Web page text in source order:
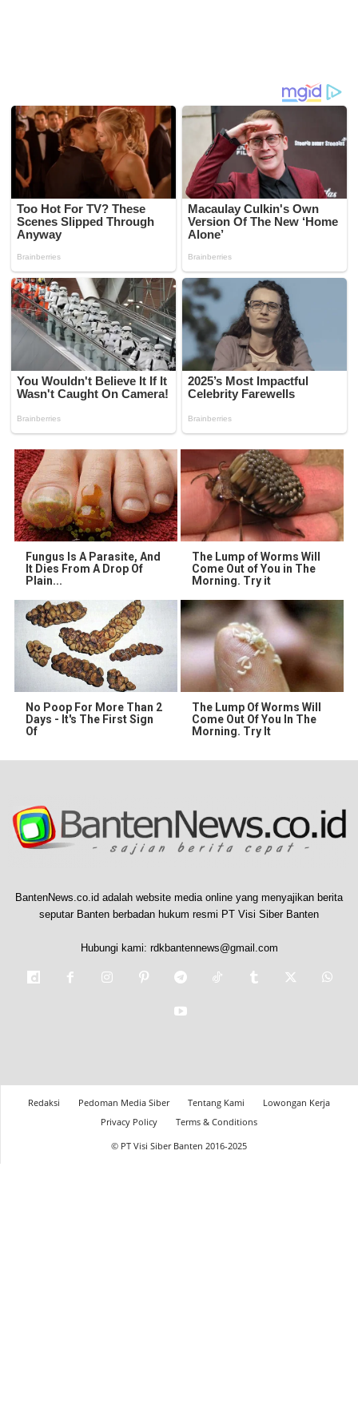
Fungus Is A Parasite, And
It Dies From A Drop Of
Plain...
The Lump of Worms Will
Come Out of You in The
Morning. Try it
No Poop For More Than 2
Days - It's The First Sign
Of
The Lump Of Worms Will
Come Out Of You In The
Morning. Try It
BantenNews.co.id adalah website media online yang menyajikan berita
seputar Banten berbadan hukum resmi PT Visi Siber Banten
Hubungi kami: rdkbantennews@gmail.com
Redaksi Pedoman Media Siber Tentang Kami
Lowongan Kerja
Privacy Policy
Terms & Conditions
© PT Visi Siber Banten 2016-2025